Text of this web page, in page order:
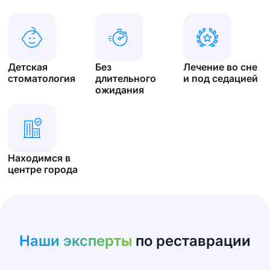
Детская
стоматология
Без
длительного
ожидания
Лечение во сне
и под седацией
Находимся в
центре города
Наши эксперты по реставрации